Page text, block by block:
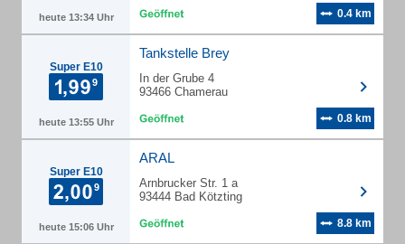
heute 13:34 Uhr 0.4 km
Super E10
heute 13:55 Uhr
Tankstelle Brey
In der Grube 4
93466 Chamerau
0.8 km
Super E10
heute 15:06 Uhr
ARAL
Arnbrucker Str. 1 a
93444 Bad Kötzting
8.8 km